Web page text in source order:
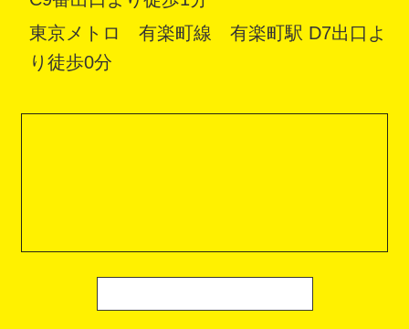
東京メトロ 有楽町線 有楽町駅 D7出口よ
り徒歩0分